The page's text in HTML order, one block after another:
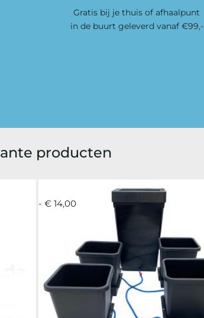
Gratis bij je thuis of afhaalpunt
in de buurt geleverd vanaf €99,-
producten
- € 14,00